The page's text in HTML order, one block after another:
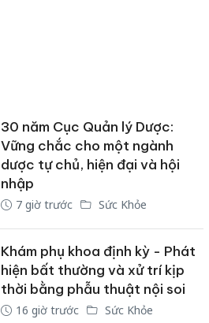
30 năm Cục Quản lý Dược:
Vững chắc cho một ngành
dược tự chủ, hiện đại và hội
nhập
7 giờ trước Sức Khỏe
Khám phụ khoa định kỳ - Phát
hiện bất thường và xử trí kịp
thời bằng phẫu thuật nội soi
16 giờ trước Sức Khỏe